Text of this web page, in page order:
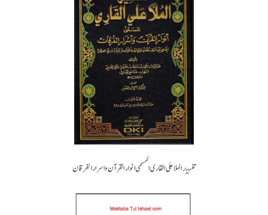
تفسير الملا علی القاری المسمی انوار القرآن و اسرار الفرقان